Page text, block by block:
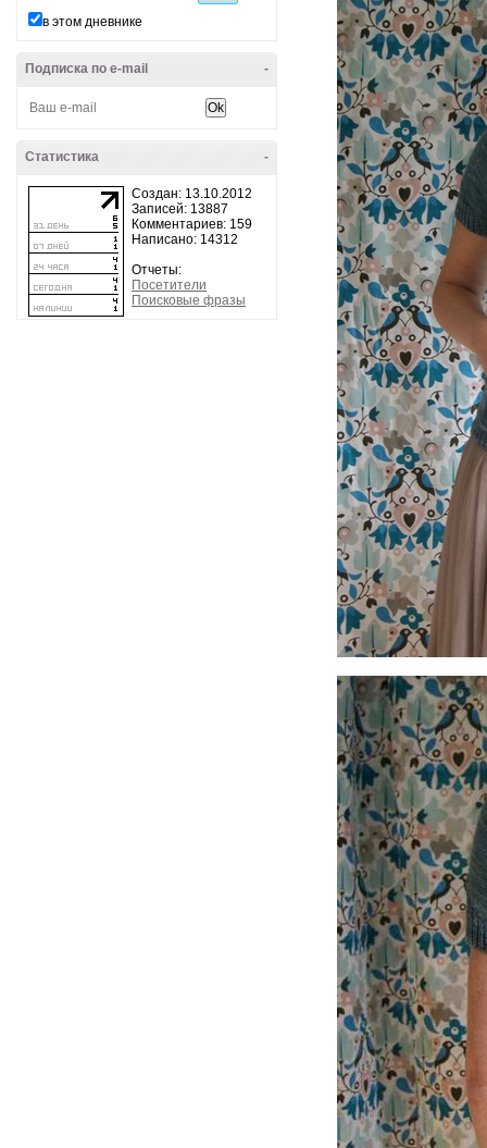
в этом дневнике
-
Подписка по e-mail
-
Статистика
Создан: 13.10.2012
Записей: 13887
Комментариев: 159
Написано: 14312
Отчеты:
Посетители
Поисковые фразы